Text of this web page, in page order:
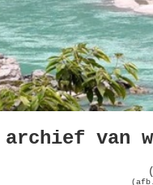
archief van